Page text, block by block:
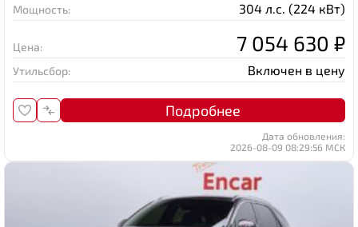
Мощность: 304 л.с. (224 кВт)
Цена: 7 054 630 ₽
Утильсбор: Включен в цену
Подробнее
Дата обновления:
2026-08-09 08:29:56 МСК